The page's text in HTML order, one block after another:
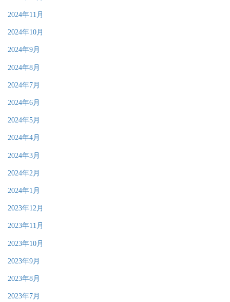
2024年11月
2024年10月
2024年9月
2024年8月
2024年7月
2024年6月
2024年5月
2024年4月
2024年3月
2024年2月
2024年1月
2023年12月
2023年11月
2023年10月
2023年9月
2023年8月
2023年7月